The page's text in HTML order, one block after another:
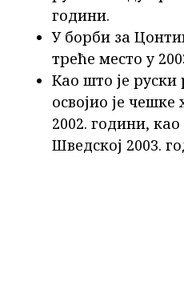
години.
У борби за
треће место у
Као што је руски
освојио је чешке
2002. години,
Шведској 2003.